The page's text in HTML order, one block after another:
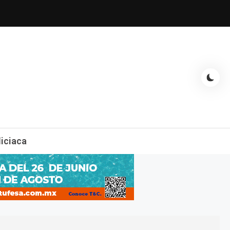
entrevistas con famosos, showbizz, podcast, chismes y